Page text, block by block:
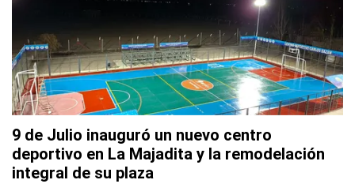
9 de Julio inauguró un nuevo centro
deportivo en La Majadita y la remodelación
integral de su plaza